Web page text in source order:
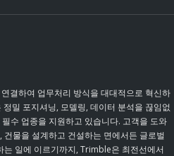
결하여 업무처리 방식을 대대적으로 혁신하
밀 포지셔닝, 모델링, 데이터 분석을 끊임없
수 업종을 지원하고 있습니다. 고객을 도와
물을 설계하고 건설하는 면에서든 글로벌
는 일에 이르기까지, Trimble은 최전선에서